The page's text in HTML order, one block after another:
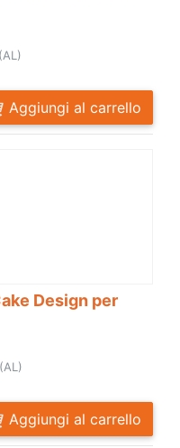
Aggiungi al carrello
Design per
Aggiungi al carrello